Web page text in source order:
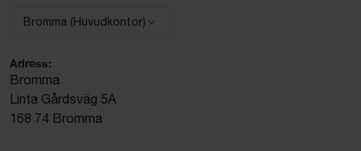
Välj anläggning:
Bromma (Huvudkontor)
Adress:
Bromma
Linta Gårdsväg 5A
168 74 Bromma